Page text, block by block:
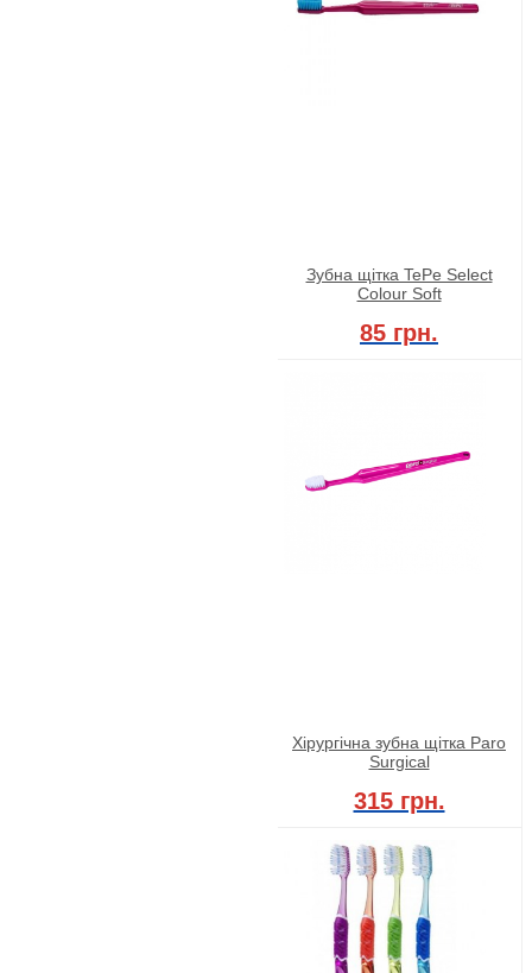
Зубна щітка TePe Select
Colour Soft
85 грн.
Хірургічна зубна щітка Paro
Surgical
315 грн.